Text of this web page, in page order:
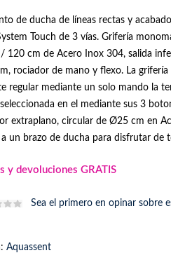
de ducha de líneas rectas y
Touch de 3 vías. Grifería
120 cm de Acero Inox 304, salida
rociador de mano y flexo. La
regular mediante un solo mando la
en el mediante sus 3
extraplano, circular de Ø25 cm en
a un brazo de ducha para disfrutar de
y devoluciones GRATIS
Sea el primero en opinar sobre
Aquassent